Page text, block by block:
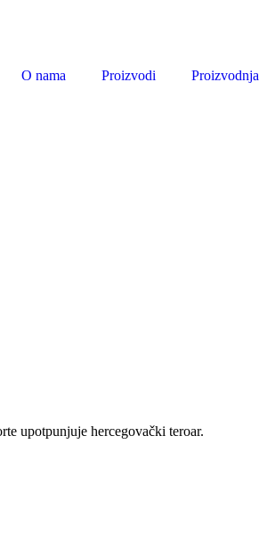
O nama Proizvodi Proizvodnja
upotpunjuje hercegovački teroar.